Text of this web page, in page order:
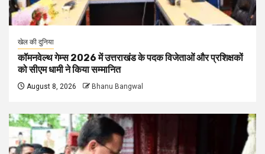
खेल की दुनिया
कॉमनवेल्थ गेम्स 2026 में उत्तराखंड के पदक विजेताओं और प्रशिक्षकों
को सीएम धामी ने किया सम्मानित
August 8, 2026 Bhanu Bangwal